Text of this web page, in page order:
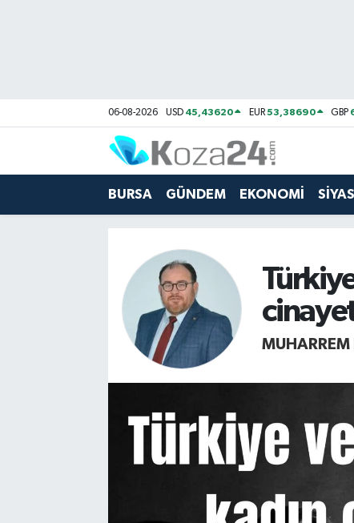
06-08-2026 USD 45,43620 EUR53,38690 GBP
BURSA GÜNDEM EKONOMİ
MUHARREM
Bursa Namaz Vakitleri
Bursa Trafik Yoğunluk Haritası
Tüm Manşetler
Son Dakika Haberleri